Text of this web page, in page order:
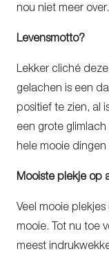
nou niet meer over.
Levensmotto?
Lekker cliché
gelachen is een
positief te zien, al
een grote glimlach
hele mooie dingen
Mooiste plekje op
Veel mooie
mooie. Tot nu toe
meest